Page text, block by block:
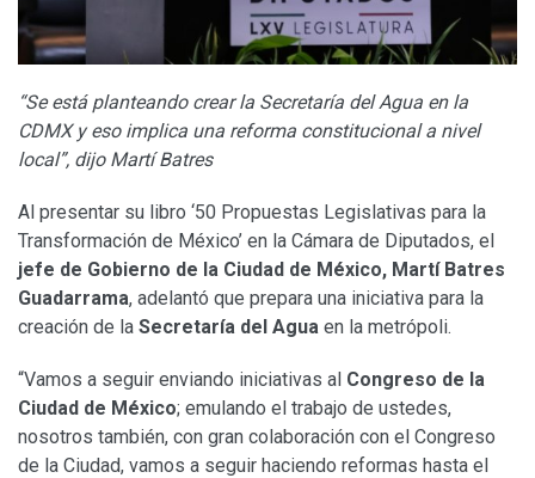
“Se está planteando crear la Secretaría del Agua en la
CDMX y eso implica una reforma constitucional a nivel
local”, dijo Martí Batres
Al presentar su libro ‘50 Propuestas Legislativas para la
Transformación de México’ en la Cámara de Diputados, el
jefe de Gobierno de la Ciudad de México, Martí Batres
Guadarrama, adelantó que prepara una iniciativa para la
creación de la Secretaría del Agua en la metrópoli.
“Vamos a seguir enviando iniciativas al Congreso de la
Ciudad de México; emulando el trabajo de ustedes,
nosotros también, con gran colaboración con el Congreso
de la Ciudad, vamos a seguir haciendo reformas hasta el